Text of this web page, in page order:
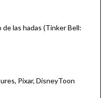
las hadas (Tinker Bell:
Pixar, DisneyToon